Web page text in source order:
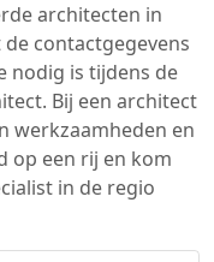
architecten in
contactgegevens
nodig is tijdens de
Bij een architect
werkzaamheden en
op een rij en kom
in de regio